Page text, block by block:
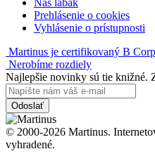
Prehlásenie o cookies
Vyhlásenie o prístupnosti
Martinus je certifikovaný B Corp
Nerobíme rozdiely
Najlepšie novinky sú tie knižné.
Odoslať
© 2000-2026 Martinus.
vyhradené.